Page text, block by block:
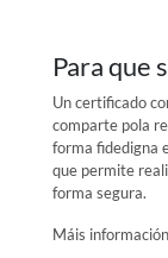
Para que
Un certificado
comparte pola
forma fidedigna
que permite
forma segura.
Máis